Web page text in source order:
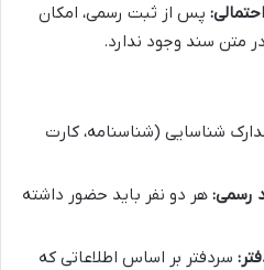
پس از ثبت رسمی، امکان
متن سند وجود ندارد.
شناسایی (شناسنامه، کارت
رسمی: هر دو نفر باید حضور داشته
سردفتر بر اساس اطلاعاتی که